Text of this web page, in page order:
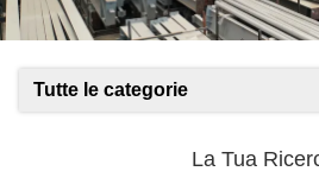
Tutte le categorie
La Tua